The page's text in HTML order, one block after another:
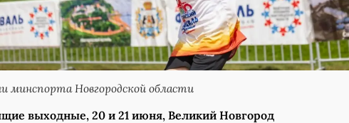
минспорта Новгородской области
выходные, 20 и 21 июня, Великий Новгород